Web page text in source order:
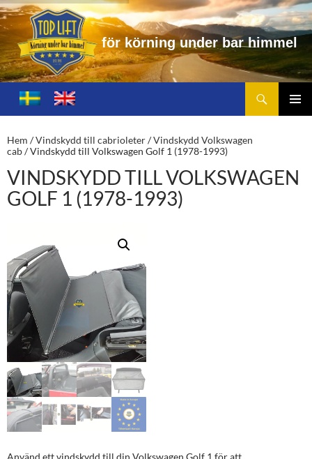
för körning under bar himme
Toplift.se – för körning under bar himmel
HOPPA
TILL
Hem /Vindskydd till cabrioleter/Vindskydd Volkswagen
cab/ Vindskydd till Volkswagen Golf 1 (1978-1993)
VINDSKYDD TILL VOLKSWAGEN
GOLF 1 (1978-1993)
Använd ett vindskydd till din Volkswagen Golf 1 för att